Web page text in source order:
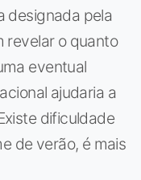
designada pela
revelar o quanto
eventual
ajudaria a
dificuldade
de verão, é mais